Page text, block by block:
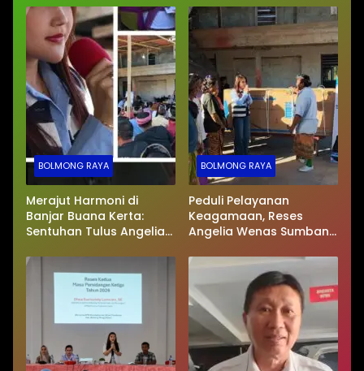
BOLMONG RAYA
Merajut Harmoni di
Banjar Buana Kerta:
Sentuhan Tulus Angelia
Aspirasi Warga
Mopugad
BOLMONG RAYA
Peduli Pelayanan
Keagamaan, Reses
Angelia Wenas Sumbang
Umat Hindu di Mopugad